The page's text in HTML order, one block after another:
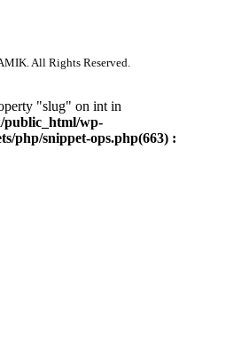
All Rights Reserved.
"slug" on int in
wp-
php/snippet-ops.php(663) :